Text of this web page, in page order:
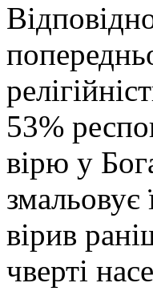
53%
вірю у
вірив
чверті